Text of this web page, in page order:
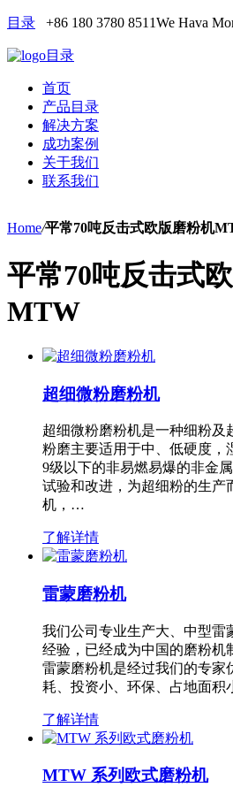
目录 +86 180 3780 8511We Hava
目录
首页
产品目录
解决方案
成功案例
关于我们
联系我们
Home/平常70吨反击式欧版磨粉机
平常70吨反击式
MTW
超细微粉磨粉机
超细微粉磨粉机是一种细粉及
粉磨主要适用于中、低硬度，
9级以下的非易燃易爆的非金
试验和改进，为超细粉的生产
机，…
了解详情
雷蒙磨粉机
我们公司专业生产大、中型雷
经验，已经成为中国的磨粉机
雷蒙磨粉机是经过我们的专家
耗、投资小、环保、占地面
了解详情
MTW 系列欧式磨粉机